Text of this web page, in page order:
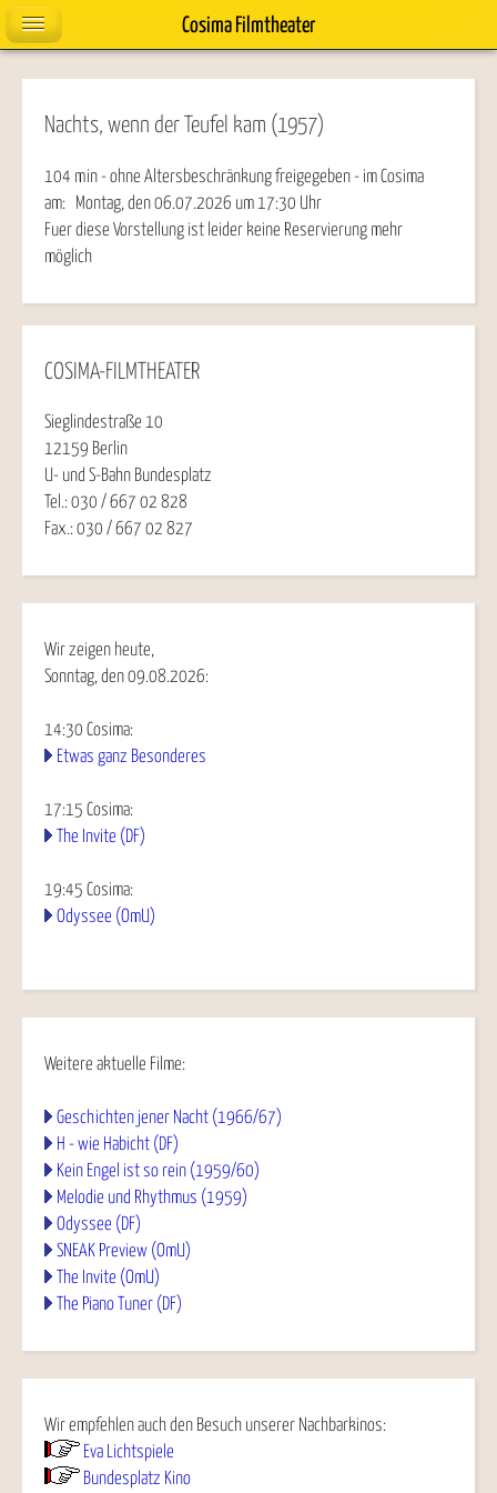
COSIMA-FILMTHEATER
Sieglindestraße 10
12159 Berlin
U- und S-Bahn Bundesplatz
Tel.: 030 / 667 02 828
Fax.: 030 / 667 02 827
Wir zeigen heute,
Sonntag, den 09.08.2026:
14:30 Cosima:
Etwas ganz Besonderes
17:15 Cosima:
The Invite (DF)
19:45 Cosima:
Odyssee (OmU)
Weitere aktuelle Filme:
Geschichten jener Nacht (1966/67)
H - wie Habicht (DF)
Kein Engel ist so rein (1959/60)
Melodie und Rhythmus (1959)
Odyssee (DF)
SNEAK Preview (OmU)
The Invite (OmU)
The Piano Tuner (DF)
Wir empfehlen auch den Besuch unserer Nachbarkinos:
Eva Lichtspiele
Bundesplatz Kino
Nachts, wenn der Teufel kam (1957)
104 min - ohne Altersbeschränkung freigegeben - im Cosima
am: Montag, den 06.07.2026 um 17:30 Uhr
Fuer diese Vorstellung ist leider keine Reservierung mehr
möglich
Cosima Filmtheater